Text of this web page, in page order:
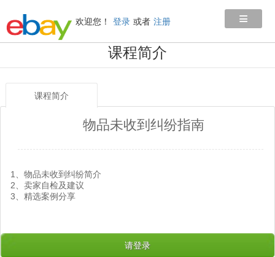
≡
欢迎您！ 登录 或者 注册
课程简介
课程简介
物品未收到纠纷指南
1、物品未收到纠纷简介
2、卖家自检及建议
3、精选案例分享
请登录